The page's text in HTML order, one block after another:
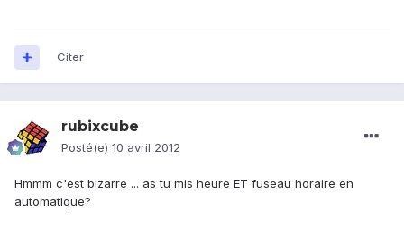
Citer
rubixcube
Posté(e) 10 avril 2012
Hmmm c'est bizarre ... as tu mis heure ET fuseau horaire en
automatique?